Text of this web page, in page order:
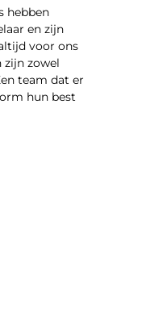
hebben
en zijn
voor ons
zijn zowel
team dat er
hun best